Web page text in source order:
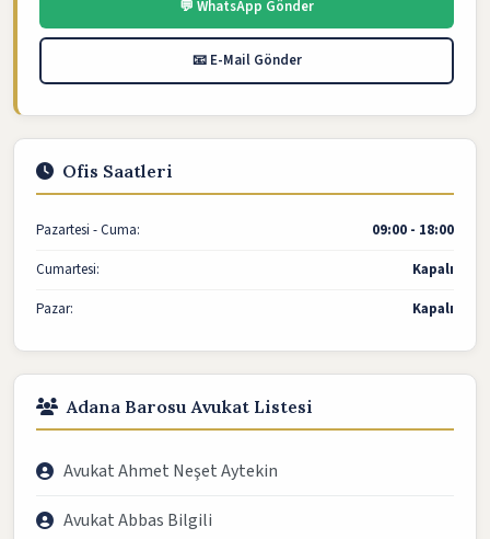
💬 WhatsApp Gönder
📧 E-Mail Gönder
Ofis Saatleri
Pazartesi - Cuma:
09:00 - 18:00
Cumartesi:
Kapalı
Pazar:
Kapalı
Adana Barosu Avukat Listesi
Avukat Ahmet Neşet Aytekin
Avukat Abbas Bilgili